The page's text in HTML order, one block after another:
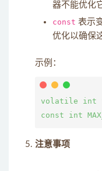
器不能优化
const 表示
优化以确保
示例：
volatile int
注意事项